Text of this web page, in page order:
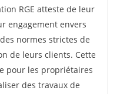
RGE atteste de leur
engagement envers
normes strictes de
de leurs clients. Cette
pour les propriétaires
des travaux de